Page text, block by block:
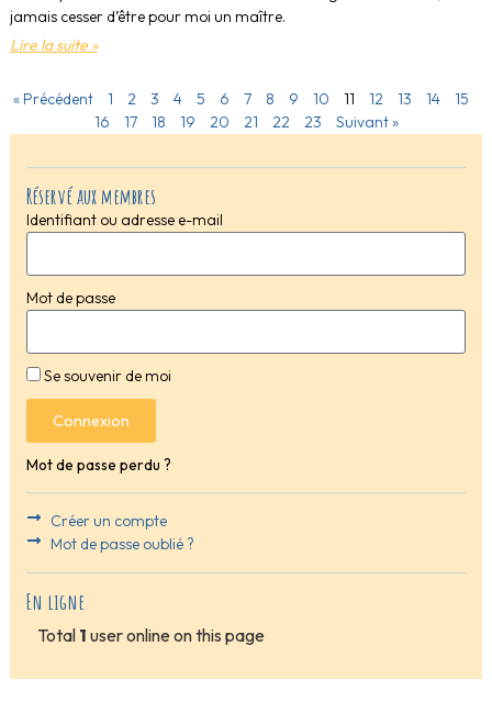
Réservé aux membres
Identifiant ou adresse e-mail
Mot de passe
Se souvenir de moi
Connexion
Mot de passe perdu ?
Créer un compte
Mot de passe oublié ?
En ligne
Total 1 user online on this page
jamais cesser d’être pour moi un maître.
Lire la suite »
« Précédent 1 2 3 4 5 6 7 8 9 10 11 12 13 14
15
16
17 18 19 20 21 22 23 Suivant »